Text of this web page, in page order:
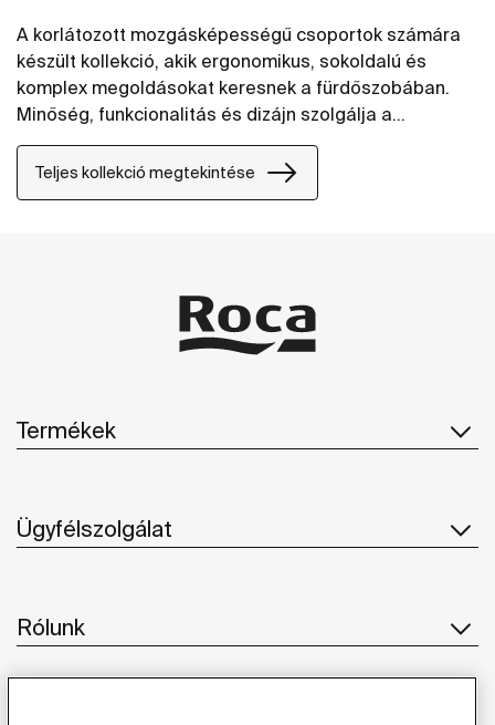
A korlátozott mozgásképességű csoportok számára
készült kollekció, akik ergonomikus, sokoldalú és
komplex megoldásokat keresnek a fürdőszobában.
Minőség, funkcionalitás és dizájn szolgálja a
wellness, a komfort és a kényelem igényeit.
Teljes kollekció megtekintése
Termékek
Ügyfélszolgálat
Rólunk